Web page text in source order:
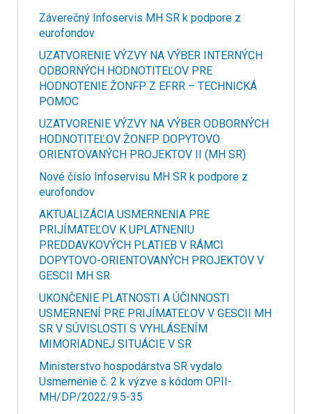
Záverečný Infoservis MH SR k podpore z
eurofondov
UZATVORENIE VÝZVY NA VÝBER INTERNÝCH
ODBORNÝCH HODNOTITEĽOV PRE
HODNOTENIE ŽONFP Z EFRR – TECHNICKÁ
POMOC
UZATVORENIE VÝZVY NA VÝBER ODBORNÝCH
HODNOTITEĽOV ŽONFP DOPYTOVO
ORIENTOVANÝCH PROJEKTOV II (MH SR)
Nové číslo Infoservisu MH SR k podpore z
eurofondov
AKTUALIZÁCIA USMERNENIA PRE
PRIJÍMATEĽOV K UPLATNENIU
PREDDAVKOVÝCH PLATIEB V RÁMCI
DOPYTOVO-ORIENTOVANÝCH PROJEKTOV V
GESCII MH SR
UKONČENIE PLATNOSTI A ÚČINNOSTI
USMERNENÍ PRE PRIJÍMATEĽOV V GESCII MH
SR V SÚVISLOSTI S VYHLÁSENÍM
MIMORIADNEJ SITUÁCIE V SR
Ministerstvo hospodárstva SR vydalo
Usmernenie č. 2 k výzve s kódom OPII-
MH/DP/2022/9.5-35